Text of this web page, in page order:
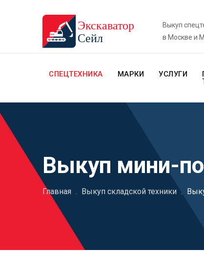
Выкуп
в Москве и
СПЕЦТЕХНИКА МАРКИ УСЛУГИ
Выкуп мини-
Главная . Выкуп складской техники .